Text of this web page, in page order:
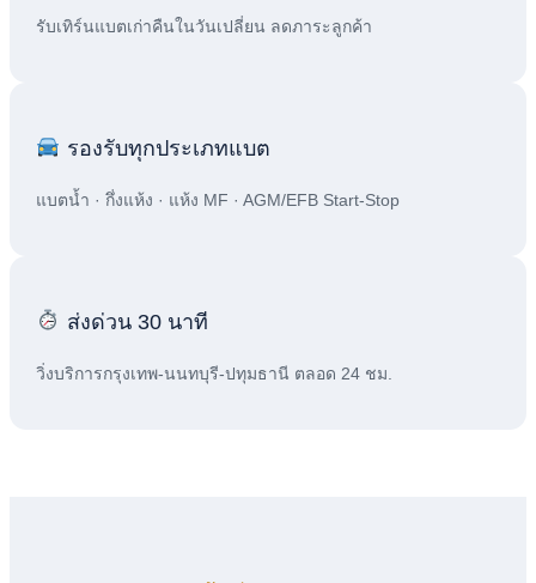
รับเทิร์นแบตเก่าคืนในวันเปลี่ยน ลดภาระลูกค้า
รองรับทุกประเภทแบต
แบตน้ำ · กึ่งแห้ง · แห้ง MF · AGM/EFB Start-Stop
ส่งด่วน 30 นาที
วิ่งบริการกรุงเทพ-นนทบุรี-ปทุมธานี ตลอด 24 ชม.